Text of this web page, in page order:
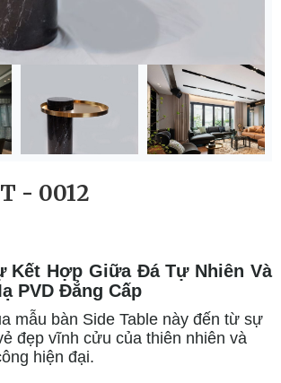
- 0012
Kết Hợp Giữa Đá Tự Nhiên Và
PVD Đẳng Cấp
mẫu bàn Side Table này đến từ sự
đẹp vĩnh cửu của thiên nhiên và
hiện đại.